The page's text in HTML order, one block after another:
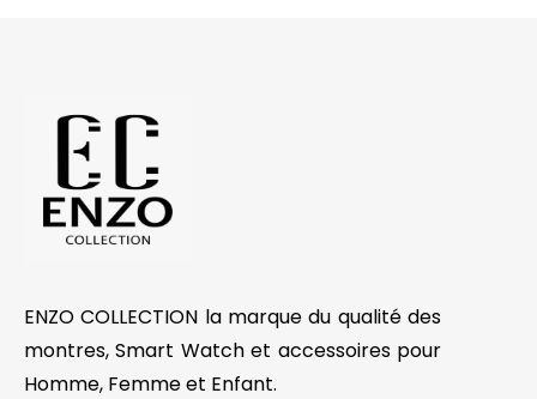
ENZO COLLECTION la marque du qualité des
montres, Smart Watch et accessoires pour
Homme, Femme et Enfant.